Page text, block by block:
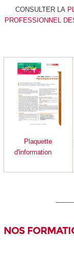
CONSULTER LA
PROFESSIONNEL
Plaquette
d'information
NOS